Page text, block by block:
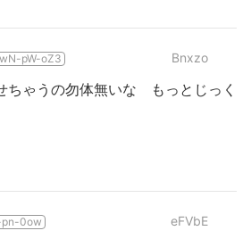
pW-oZ3 Bnxzo
ちゃうの勿体無いな もっとじっく
0ow eFVbE